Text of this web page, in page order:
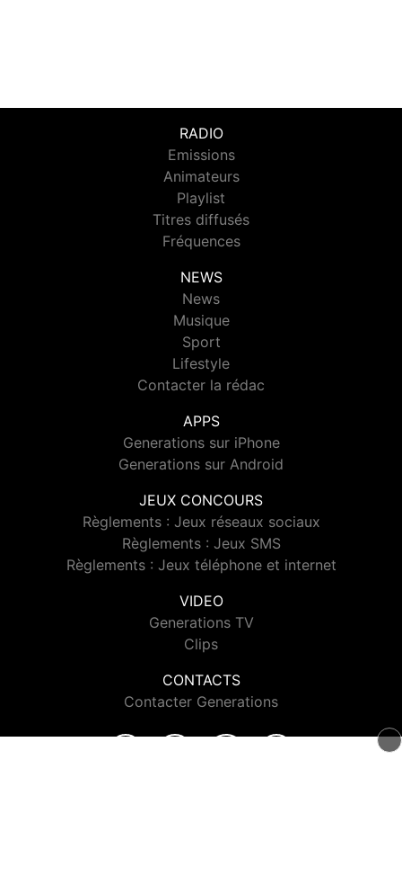
RADIO
Emissions
Animateurs
Playlist
Titres diffusés
Fréquences
NEWS
News
Musique
Sport
Lifestyle
Contacter la rédac
APPS
Generations sur iPhone
Generations sur Android
JEUX CONCOURS
Règlements : Jeux réseaux sociaux
Règlements : Jeux SMS
Règlements : Jeux téléphone et internet
VIDEO
Generations TV
Clips
CONTACTS
Contacter Generations